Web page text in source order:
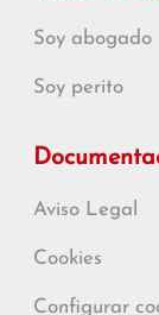
Soy abogado
Soy perito
Aviso Legal
Cookies
Configurar